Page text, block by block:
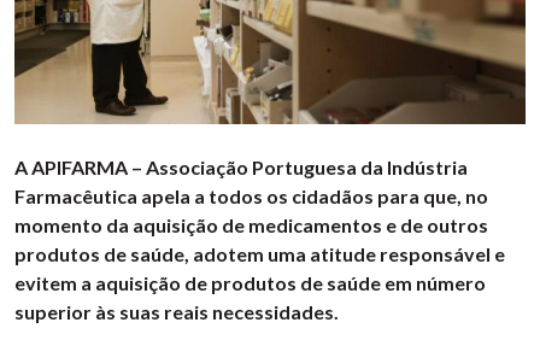
A APIFARMA – Associação Portuguesa da Indústria
Farmacêutica apela a todos os cidadãos para que, no
momento da aquisição de medicamentos e de outros
produtos de saúde, adotem uma atitude responsável e
evitem a aquisição de produtos de saúde em número
superior às suas reais necessidades.